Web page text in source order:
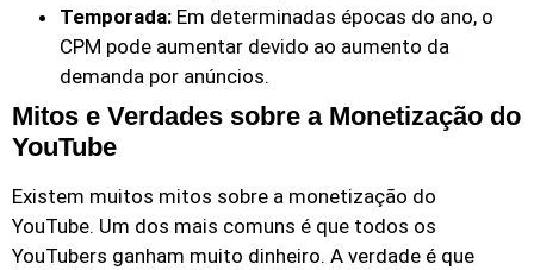
Temporada: Em determinadas épocas do ano, o
CPM pode aumentar devido ao aumento da
demanda por anúncios.
Mitos e Verdades sobre a Monetização do
YouTube
Existem muitos mitos sobre a monetização do
YouTube. Um dos mais comuns é que todos os
YouTubers ganham muito dinheiro. A verdade é que